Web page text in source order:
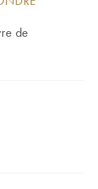
de